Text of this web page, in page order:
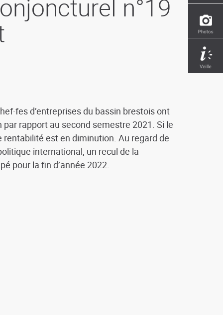
n°19
d’entreprises du bassin brestois ont
rapport au second semestre 2021. Si le
est en diminution. Au regard de
international, un recul de la
pour la fin d’année 2022.